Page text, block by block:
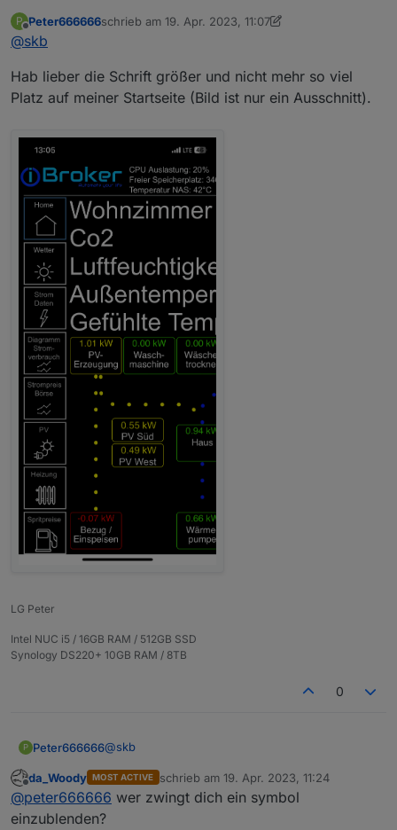
Aber, wieso?
P
Offline
Peter666666schrieb am 19. Apr. 2023, 11:07
zuletzt editiert von Peter666666
@skb
Hab lieber die Schrift größer und nicht mehr so viel
Platz auf meiner Startseite (Bild ist nur ein Ausschnitt).
LG Peter
Intel NUC i5 / 16GB RAM / 512GB SSD
Synology DS220+ 10GB RAM / 8TB
0
P Peter666666@skb
Hab lieber die Schrift größer und nicht mehr so
viel Platz auf meiner Startseite (Bild ist nur ein
Ausschnitt).
Offline
da_Woody MOST ACTIVE schrieb am 19. Apr. 2023, 11:24
zuletzt editiert von
@peter666666 wer zwingt dich ein symbol
einzublenden?